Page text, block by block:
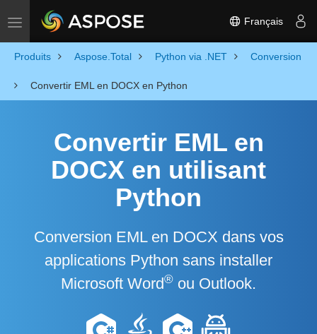
Toggle navigation Français
Produits Aspose.Total Python via .NET Conversion
Convertir EML en DOCX en Python
Convertir EML en
DOCX en utilisant
Python
Conversion EML en DOCX dans vos
applications Python sans installer
Microsoft Word® ou Outlook.